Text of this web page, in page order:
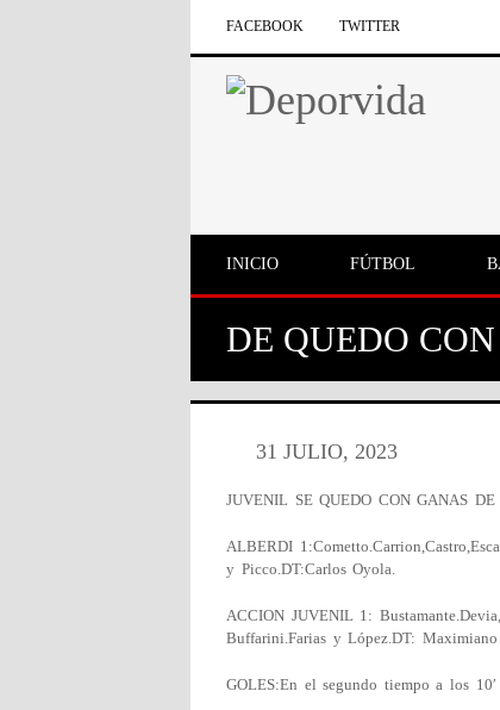
FACEBOOK TWITTER
INICIO FÚTBOL
DE QUEDO
31 JULIO, 2023
JUVENIL SE QUEDO CON GANAS
ALBERDI
y Picco.DT:Carlos Oyola.
ACCION JUVENIL 1:
Buffarini.Farias y López.DT: Maximiano
GOLES:En el segundo tiempo a los